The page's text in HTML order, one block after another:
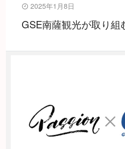
2025年1月8日
GSE南薩観光が取り組